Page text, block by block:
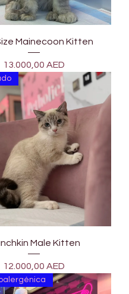
Mainecoon Kitten
Precio
13.000,00 AED
Male Kitten
Precio
12.000,00 AED